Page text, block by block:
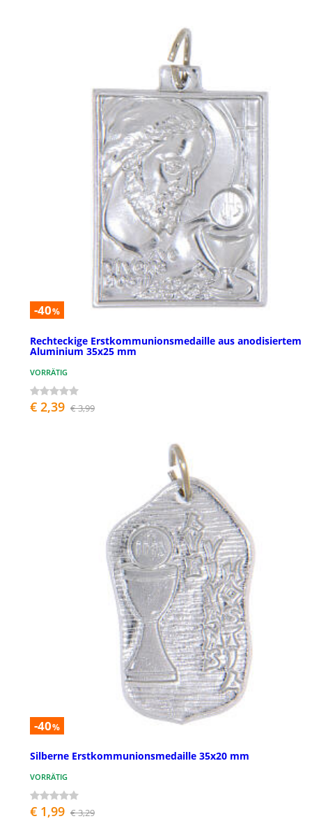
-40%
Rechteckige Erstkommunionsmedaille aus anodisiertem
Aluminium 35x25 mm
VORRÄTIG
€ 2,39 € 3,99
-40%
Silberne Erstkommunionsmedaille 35x20 mm
VORRÄTIG
€ 1,99 € 3,29